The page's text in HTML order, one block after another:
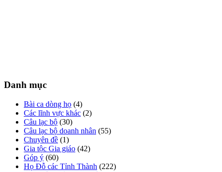
Danh mục
Bài ca dòng họ (4)
Các lĩnh vực khác (2)
Câu lạc bộ (30)
Câu lạc bộ doanh nhân (55)
Chuyên đề (1)
Gia tộc Gia giáo (42)
Góp ý (60)
Họ Đỗ các Tỉnh Thành (222)